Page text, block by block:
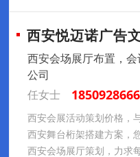
西安悦迈诺广告
西安会场展厅布置，
公司
任女士
西安会展活动策划价格，
西安舞台桁架搭建方案，
西安会场展厅策划，力求